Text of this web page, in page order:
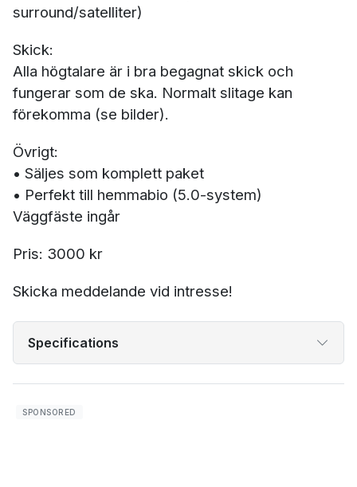
surround/satelliter)
Skick:
Alla högtalare är i bra begagnat skick och
fungerar som de ska. Normalt slitage kan
förekomma (se bilder).
Övrigt:
• Säljes som komplett paket
• Perfekt till hemmabio (5.0-system)
Väggfäste ingår
Pris: 3000 kr
Skicka meddelande vid intresse!
Specifications